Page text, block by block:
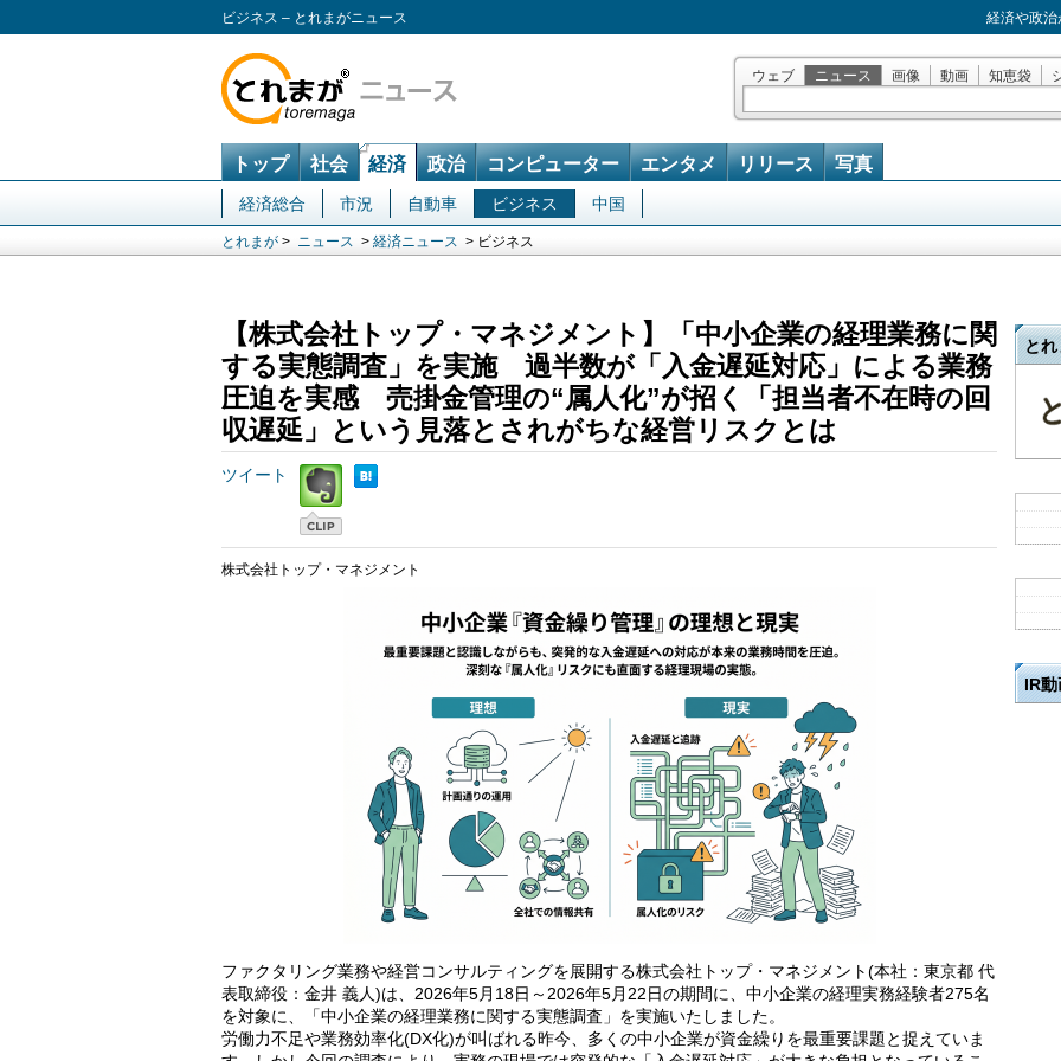
ビジネス – とれまがニュース 経済や政
ウェブ ニュース 画像 動画 知恵袋
トップ 社会 経済 政治 コンピューター エンタメ リリース 写真
経済総合 市況 自動車 ビジネス 中国
とれまが > ニュース > 経済ニュース > ビジネス
【株式会社トップ・マネジメント】「中小企業の経理業務に関
する実態調査」を実施 過半数が「入金遅延対応」による業務
圧迫を実感 売掛金管理の“属人化”が招く「担当者不在時の回
収遅延」という見落とされがちな経営リスクとは
ツイート
株式会社トップ・マネジメント
ファクタリング業務や経営コンサルティングを展開する株式会社トップ・マネジメント(本社：東京都 代
表取締役：金井 義人)は、2026年5月18日～2026年5月22日の期間に、中小企業の経理実務経験者275名
を対象に、「中小企業の経理業務に関する実態調査」を実施いたしました。
労働力不足や業務効率化(DX化)が叫ばれる昨今、多くの中小企業が資金繰りを最重要課題と捉えていま
とれ
IR動